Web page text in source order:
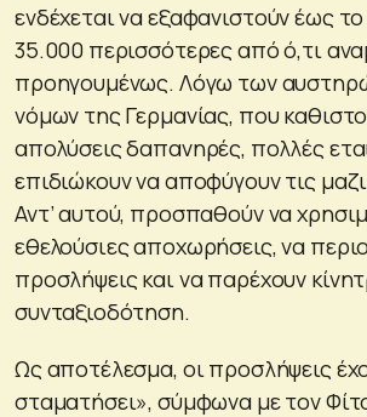
ενδέχεται να εξαφανιστούν έως
35.000 περισσότερες από ό,τι
προηγουμένως. Λόγω των
νόμων της Γερμανίας, που
απολύσεις δαπανηρές, πολλές
επιδιώκουν να αποφύγουν τις
Αντ’ αυτού, προσπαθούν να
εθελούσιες αποχωρήσεις, να
προσλήψεις και να παρέχουν
συνταξιοδότηση.
Ως αποτέλεσμα, οι προσλήψεις
σταματήσει», σύμφωνα με τον